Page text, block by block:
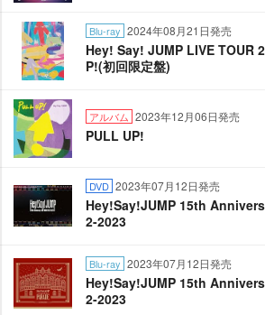
Blu-ray 2024年08月21日発売
Hey! Say! JUMP LIVE TOUR
P!(初回限定盤)
アルバム 2023年12月06日発売
PULL UP!
DVD 2023年07月12日発売
Hey!Say!JUMP 15th
2-2023
Blu-ray 2023年07月12日発売
Hey!Say!JUMP 15th
2-2023